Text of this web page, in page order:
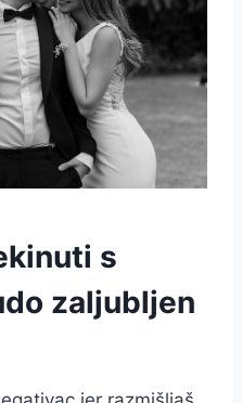
s
zaljubljen